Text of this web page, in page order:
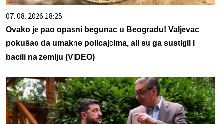
07. 08. 2026 18:25
Ovako je pao opasni begunac u Beogradu! Valjevac
pokušao da umakne policajcima, ali su ga sustigli i
bacili na zemlju (VIDEO)